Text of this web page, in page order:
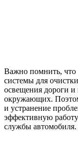
Важно помнить, что
системы для
освещения дороги и
окружающих.
и устранение
эффективную
службы автомобиля.